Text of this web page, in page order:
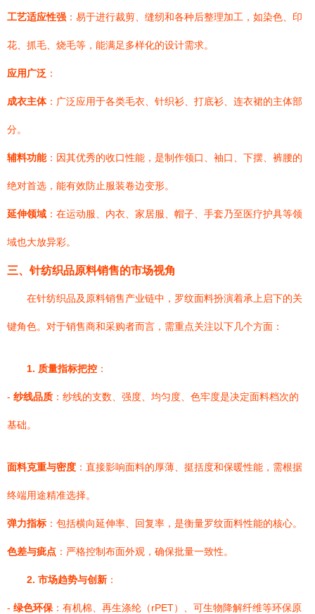
工艺适应性强 ：易于进行裁剪、缝纫和各种后整理加工，如染色、印
花、抓毛、烧毛等，能满足多样化的设计需求。
应用广泛 ：
成衣主体：广泛应用于各类毛衣、针织衫、打底衫、连衣裙的主体部
分。
辅料功能：因其优秀的收口性能，是制作领口、袖口、下摆、裤腰的
绝对首选，能有效防止服装卷边变形。
延伸领域 ：在运动服、内衣、家居服、帽子、手套乃至医疗护具等领
域也大放异彩。
三、针纺织品原料销售的市场视角
在针纺织品及原料销售产业链中，罗纹面料扮演着承上启下的关
键角色。对于销售商和采购者而言，需重点关注以下几个方面：
1. 质量指标把控 ：
- 纱线品质 ：纱线的支数、强度、均匀度、色牢度是决定面料档次的
基础。
面料克重与密度 ：直接影响面料的厚薄、挺括度和保暖性能，需根据
终端用途精准选择。
弹力指标 ：包括横向延伸率、回复率，是衡量罗纹面料性能的核心。
色差与疵点 ：严格控制布面外观，确保批量一致性。
2. 市场趋势与创新 ：
- 绿色环保 ：有机棉、再生涤纶（rPET）、可生物降解纤维等环保原